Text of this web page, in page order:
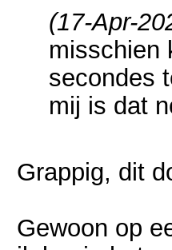
(17-Apr-
misschien
secondes
mij is dat
Grappig, dit
Gewoon op